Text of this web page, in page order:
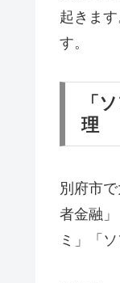
起きま
す。
「
理
別府市
者金融
ミ」「